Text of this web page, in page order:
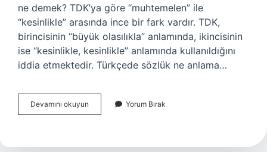
ne demek? TDK’ya göre “muhtemelen” ile
“kesinlikle” arasında ince bir fark vardır. TDK,
birincisinin “büyük olasılıkla” anlamında, ikincisinin
ise “kesinlikle, kesinlikle” anlamında kullanıldığını
iddia etmektedir. Türkçede sözlük ne anlama…
Devamını okuyun
Halde
Gelir
Yorum Bırak